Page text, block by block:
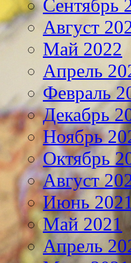
Сентябрь
Август
Май 2022
Апрель
Февраль
Декабрь
Ноябрь
Октябрь
Август
Июнь 2021
Май 2021
Апрель